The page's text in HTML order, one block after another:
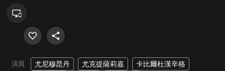
演員 尤尼穆昆丹 尤克提薩莉嘉
卡比爾杜漢辛格